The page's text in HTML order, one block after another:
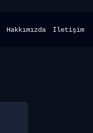
Hakkımızda İletişim